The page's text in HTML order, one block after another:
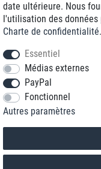
* Vous pouvez nous
date ultérieure. Nous
l'utilisation des données
Charte de confidentialité.
Essentiel
Médias externes
PayPal
Fonctionnel
Autres paramètres